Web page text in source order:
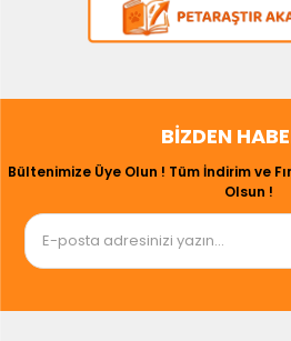
BIZDEN
Bültenimize Üye Olun ! Tüm İndirim ve
Olsun !